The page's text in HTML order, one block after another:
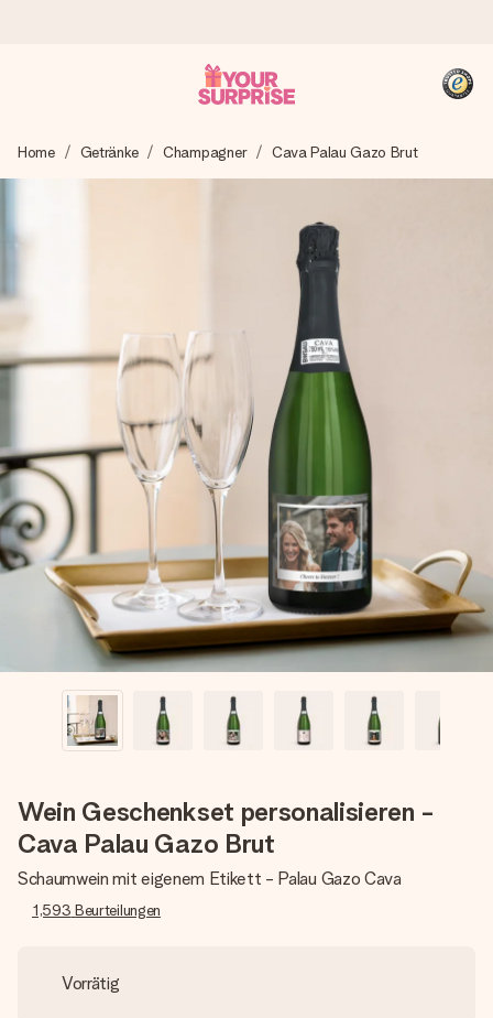
Wir bereiten dein Geschenk sorgfältig vor und schicken es
blitzschnell – damit du es genau zum richtigen Zeitpunkt
4,8 (basierend auf +15.000 Bewertungen)
Unsere Geschenke begeistern. Kunden bewerten uns mit
4,8 bei Google Reviews (Gesamtergebnis aller Länder, in
die wir versenden).
+49 39292 929695
Montag - Freitag : 8:30 - 17:00 Uhr
Samstag - Sonntag : 8:30 - 13:00 Uhr
Home Getränke Champagner Cava Palau Gazo Brut
Wein Geschenkset personalisieren -
Cava Palau Gazo Brut
Schaumwein mit eigenem Etikett - Palau Gazo Cava
1,593 Beurteilungen
Vorrätig